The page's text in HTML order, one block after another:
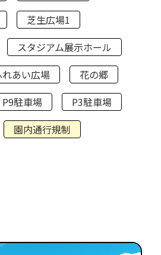
芝生広場1
スタジアム展示ホール
あい広場
花の郷
P9駐車場
P3駐車場
園内通行規制